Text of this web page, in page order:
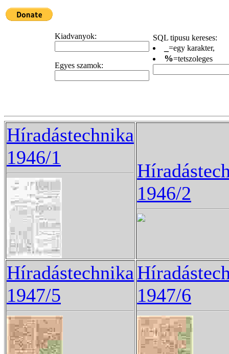
Kiadvanyok:
Egyes szamok:
SQL tipusu kereses:
=egy karakter,
%=tetszoleges
Híradástechnika
1946/1
1946/2
Híradástechnika
1947/5
1947/6